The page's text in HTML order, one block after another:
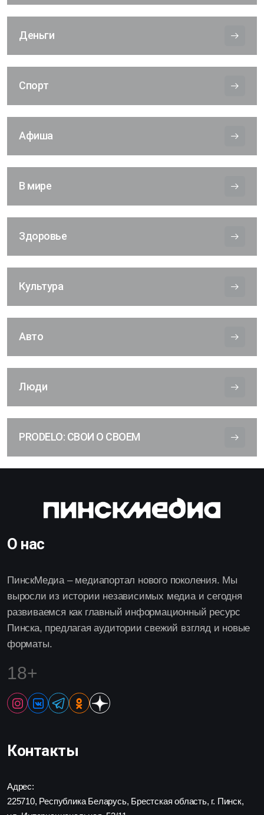
Деньги
Спорт
Афиша
В мире
Здоровье
Культура
Авто
Люди
PRODELO: СВОИ О СВОЕМ
О нас
ПинскМедиа – медиапортал нового поколения. Мы
выросли из истории независимых медиа и сегодня
развиваемся как главный информационный ресурс
Пинска, предлагая аудитории свежий взгляд и новые
форматы.
18+
Контакты
Адрес:
225710, Республика Беларусь, Брестская область, г. Пинск,